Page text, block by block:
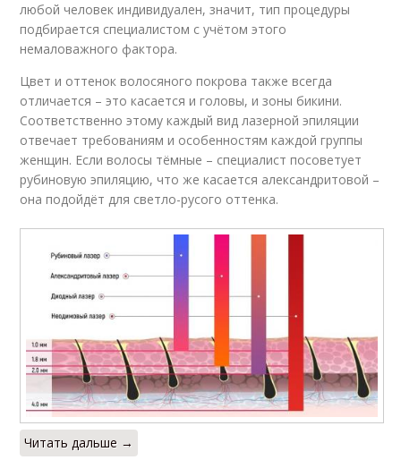
любой человек индивидуален, значит, тип процедуры
подбирается специалистом с учётом этого
немаловажного фактора.
Цвет и оттенок волосяного покрова также всегда
отличается – это касается и головы, и зоны бикини.
Соответственно этому каждый вид лазерной эпиляции
отвечает требованиям и особенностям каждой группы
женщин. Если волосы тёмные – специалист посоветует
рубиновую эпиляцию, что же касается александритовой –
она подойдёт для светло-русого оттенка.
Читать дальше →